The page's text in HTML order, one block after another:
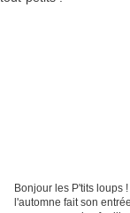
Bonjour les P'tits loups
l'automne fait son